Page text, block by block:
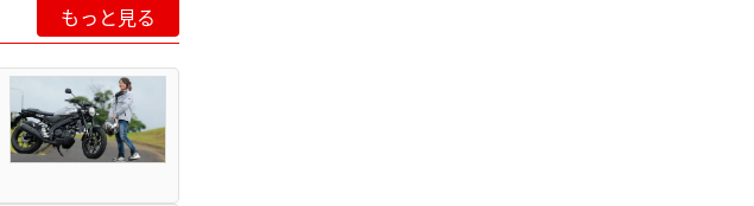
もっと見る